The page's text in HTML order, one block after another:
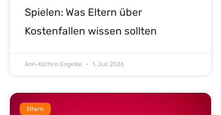
Spielen: Was Eltern über
Kostenfallen wissen sollten
Ann-Kathrin Engelke 1. Juli 2026
Eltern